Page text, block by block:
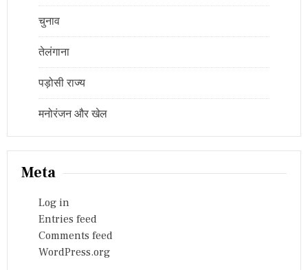
चुनाव
तेलंगाना
पड़ोसी राज्य
मनोरंजन और खेल
Meta
Log in
Entries feed
Comments feed
WordPress.org